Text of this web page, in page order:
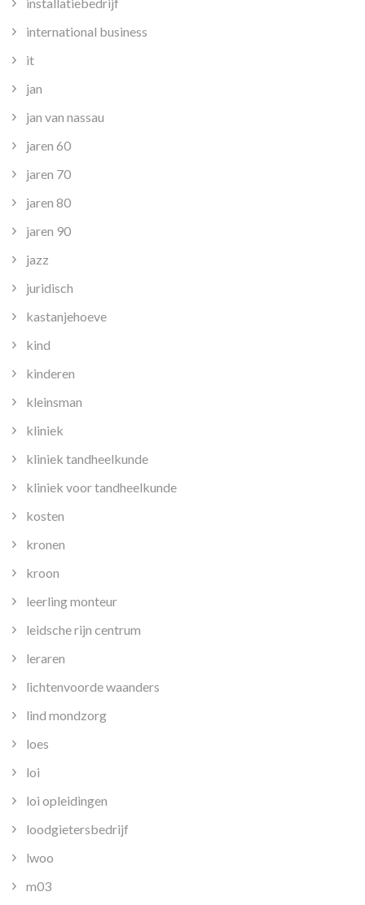
international business
it
jan
jan van nassau
jaren 60
jaren 70
jaren 80
jaren 90
jazz
juridisch
kastanjehoeve
kind
kinderen
kleinsman
kliniek
kliniek tandheelkunde
kliniek voor tandheelkunde
kosten
kronen
kroon
leerling monteur
leidsche rijn centrum
leraren
lichtenvoorde waanders
lind mondzorg
loes
loi
loi opleidingen
loodgietersbedrijf
lwoo
m03